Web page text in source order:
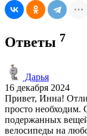
Ответы 7
Дарья
16 декабря 2024
Привет, Инна!
просто необходим.
подержанных
велосипеды на